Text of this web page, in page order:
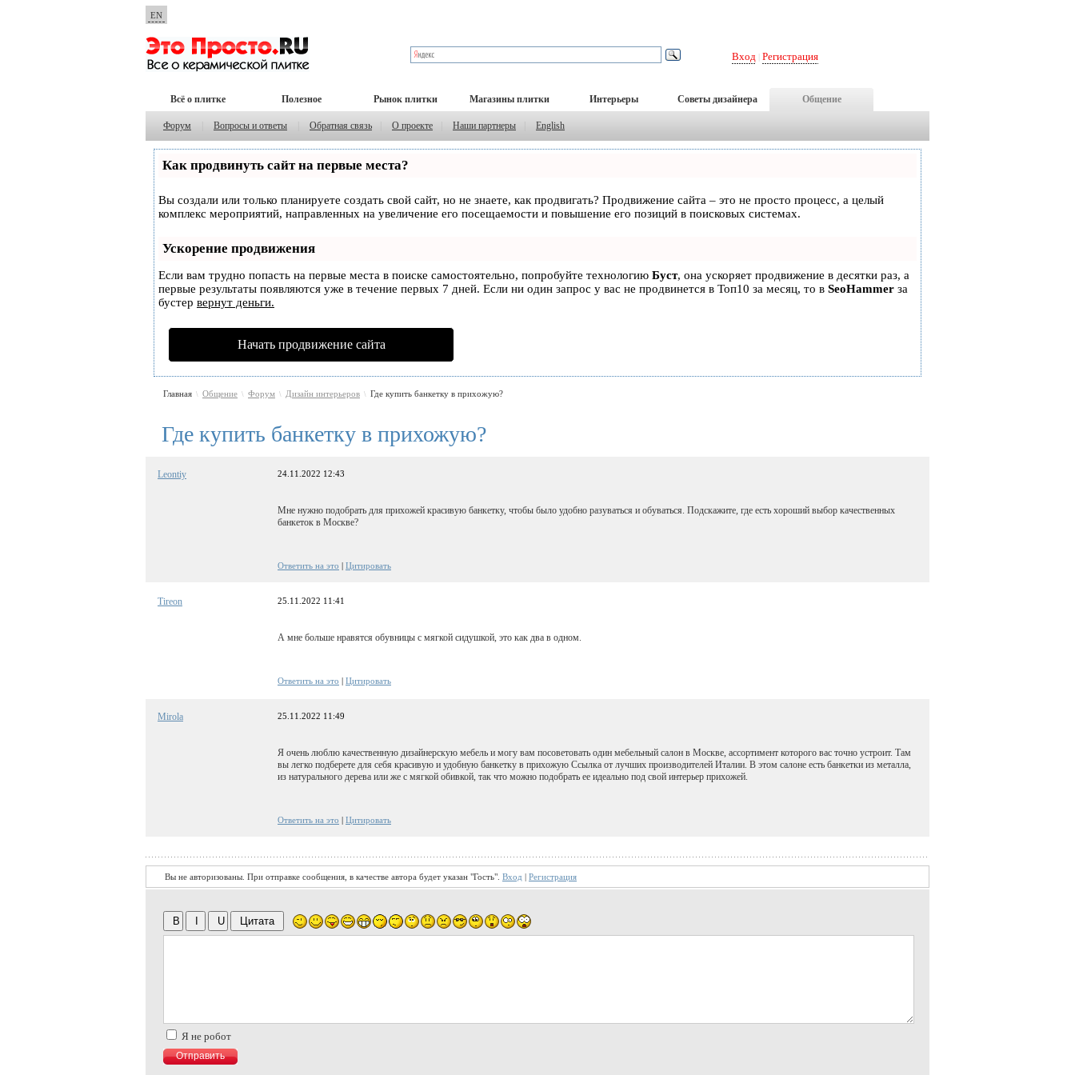
EN
Вход Регистрация
Всё о плитке Полезное Рынок плитки Магазины плитки Интерьеры Советы дизайнера Общение
Форум Вопросы и ответы Обратная связь О проекте Наши партнеры English
Как продвинуть сайт на первые места?
Вы создали или только планируете создать свой сайт, но не знаете, как продвигать? Продвижение сайта – это не просто процесс, а целый
комплекс мероприятий, направленных на увеличение его посещаемости и повышение его позиций в поисковых системах.
Ускорение продвижения
Если вам трудно попасть на первые места в поиске самостоятельно, попробуйте технологию Буст, она ускоряет продвижение в десятки раз, а
первые результаты появляются уже в течение первых 7 дней. Если ни один запрос у вас не продвинется в Топ10 за месяц, то в SeoHammer за
бустер вернут деньги.
Начать продвижение сайта
Главная \ Общение \ Форум \ Дизайн интерьеров \ Где купить банкетку в прихожую?
Где купить банкетку в прихожую?
Leontiy 24.11.2022 12:43
Мне нужно подобрать для прихожей красивую банкетку, чтобы было удобно разуваться и обуваться. Подскажите, где есть хороший выбор качественных
банкеток в Москве?
Ответить на это | Цитировать
Tireon 25.11.2022 11:41
А мне больше нравятся обувницы с мягкой сидушкой, это как два в одном.
Ответить на это | Цитировать
Mirola 25.11.2022 11:49
Я очень люблю качественную дизайнерскую мебель и могу вам посоветовать один мебельный салон в Москве, ассортимент которого вас точно устроит. Там
вы легко подберете для себя красивую и удобную банкетку в прихожую Ссылка от лучших производителей Италии. В этом салоне есть банкетки из металла,
из натурального дерева или же с мягкой обивкой, так что можно подобрать ее идеально под свой интерьер прихожей.
Ответить на это | Цитировать
Вы не авторизованы. При отправке сообщения, в качестве автора будет указан "Гость". Вход | Регистрация
Я не робот